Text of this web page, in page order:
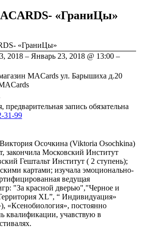
«ГраниЦы»
«ГраниЦы»
2018 – Январь 23, 2018 @ 13:00 –
MACards ул. Барышиха д.20
предварительная запись обязательна
31-99
Осочкина (Viktoria Osochkina)
закончила Московский Институт
Гештальт Институт ( 2 ступень);
картами; изучала эмоционально-
ведущая
"За красной дверью","Черное и
XL”, “ Индивидуация»
«Ксенобиология», постоянно
квалификации, учавствую в